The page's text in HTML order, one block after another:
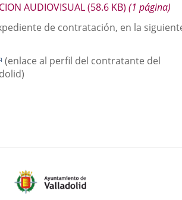
AUDIOVISUAL(58.6 KB) (1 página)
de contratación, en la
Enlace
a
(enlace al perfil del contratante del